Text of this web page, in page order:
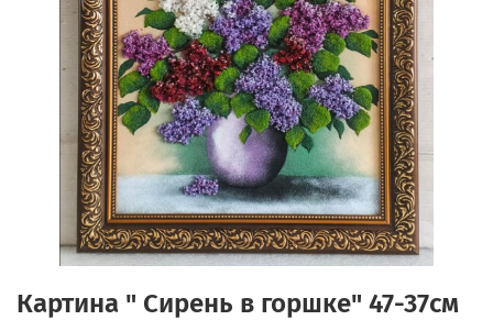
Картина " Сирень в горшке" 47-37см